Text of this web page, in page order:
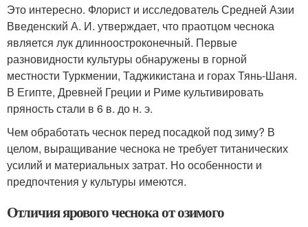
Это интересно. Флорист и исследователь Средней Азии
Введенский А. И. утверждает, что праотцом чеснока
является лук длинноостроконечный. Первые
разновидности культуры обнаружены в горной
местности Туркмении, Таджикистана и горах Тянь-Шаня.
В Египте, Древней Греции и Риме культивировать
пряность стали в 6 в. до н. э.
Чем обработать чеснок перед посадкой под зиму? В
целом, выращивание чеснока не требует титанических
усилий и материальных затрат. Но особенности и
предпочтения у культуры имеются.
Отличия ярового чеснока от озимого